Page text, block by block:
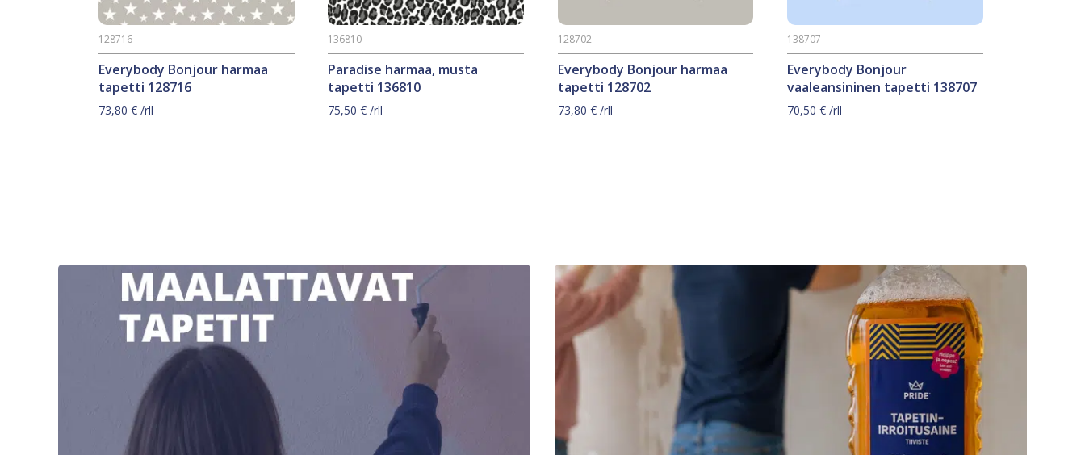
Everybody Bonjour harmaa
tapetti 128716
128716
73,80 € /rll
Paradise harmaa, musta
tapetti 136810
136810
75,50€ /rll
Everybody Bonjour harmaa
tapetti 128702
128702
73,80 €/rll
Everybody Bonjour
vaaleansininen tapetti 138707
138707
70,50€ /rll